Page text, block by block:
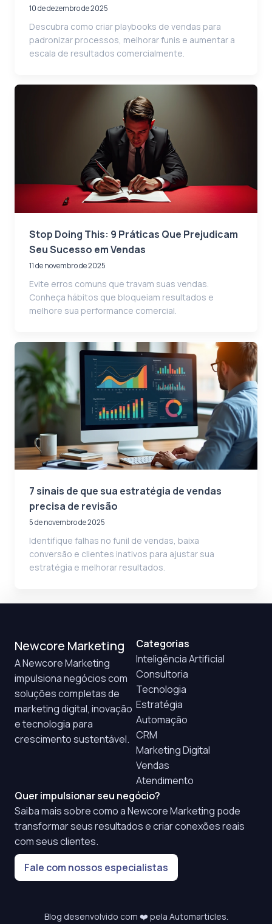
10 de dezembro de 2025
Descubra como criar playbooks de vendas para
padronizar processos, melhorar funis e aumentar a
escala de resultados comercialmente.
Stop Doing This: 9 Práticas Que Prejudicam
Seu Sucesso em Vendas
11 de novembro de 2025
Evite erros comuns que travam suas vendas.
Conheça hábitos que bloqueiam resultados e
melhore sua performance comercial.
7 sinais de que sua estratégia de vendas
precisa de revisão
5 de novembro de 2025
Identifique falhas no funil de vendas, baixa
conversão e clientes inativos para ajustar sua
estratégia e melhorar resultados.
Newcore Marketing
A Newcore Marketing
impulsiona negócios com
soluções completas de
marketing digital, inovação
e tecnologia para
crescimento sustentável.
Categorias
Inteligência Artificial
Consultoria
Tecnologia
Estratégia
Automação
CRM
Marketing Digital
Vendas
Atendimento
Quer impulsionar seu negócio?
Saiba mais sobre como a Newcore Marketing pode
transformar seus resultados e criar conexões reais
com seus clientes.
Fale com nossos especialistas
Blog desenvolvido com ❤️ pela Automarticles.